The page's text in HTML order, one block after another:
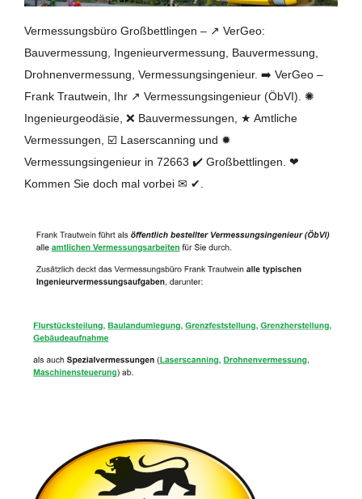
Vermessungsbüro Großbettlingen – ↗️ VerGeo:
Bauvermessung, Ingenieurvermessung, Bauvermessung,
Drohnenvermessung, Vermessungsingenieur. ➡️ VerGeo –
Frank Trautwein, Ihr ↗️ Vermessungsingenieur (ÖbVI). ✺
Ingenieurgeodäsie, ❌ Bauvermessungen, ★ Amtliche
Vermessungen, ☑️ Laserscanning und ✹
Vermessungsingenieur in 72663 ✔️ Großbettlingen. ❤
Kommen Sie doch mal vorbei ✉ ✔.